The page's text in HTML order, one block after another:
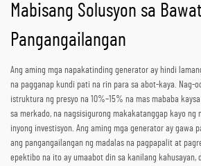
Mabisang Solusyon sa Bawat
Pangangailangan
Ang aming mga napakatinding generator ay hindi
na pagganap kundi pati na rin para sa abot-kaya. Nag-
istruktura ng presyo na 10%–15% na mas mababa
sa merkado, na nagsisigurong makakatanggap kayo ng
inyong investisyon. Ang aming mga generator ay gawa
ang pangangailangan ng madalas na pagpapalit at
epektibo na ito ay umaabot din sa kanilang kahusayan,